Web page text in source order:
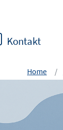
Kontakt
Home